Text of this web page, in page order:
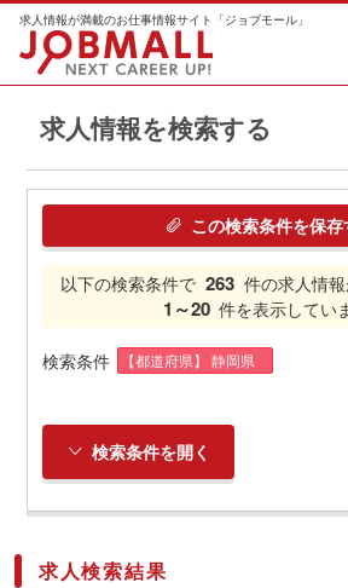
求人情報が満載のお仕事情報サイト「ジョブモール」
求人情報を検索する
この検索条件を保存
以下の検索条件で 263 件の求人情報
1～20 件を表示してい
検索条件 【都道府県】 静岡県
検索条件を開く
求人検索結果